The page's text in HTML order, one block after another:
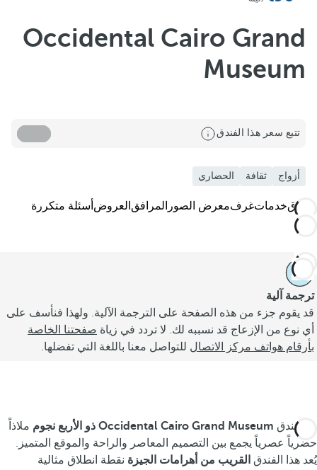
Occidental Cairo Grand
Museum
تتبع سعر هذا الفندق
أزواج ثقافة الحضاري
الفندقخدماتغرفمعرض الصور المرافق العروض أسئلة متكررة
ترجمة آلية
قد يقوم جزء من هذه الصفحة على الترجمة الآلية. ولهذا فنأسف على
أي نوع من الإزعاج قد نسببه لك. لا تردد في زياة صفحتنا الخاصة
بأرقام هواتف مركز الاتصال للتواصل معنا باللغة التي تفضلها.
يُعد فندق
ملاذاً
حضرياً عصرياً يجمع بين التصميم المعاصر والراحة والموقع المتميز.
يُعد هذا الفندق القريب من أهرامات الجيزة نقطة انطلاق مثالية